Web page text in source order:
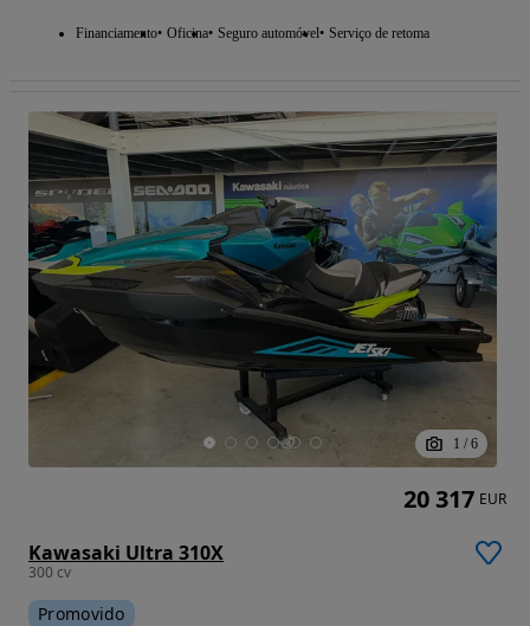
Financiamento Oficina Seguro automóvel Serviço de retoma
1 / 6
Kawasaki Ultra 310X
300 cv
Promovido
20 317 EUR